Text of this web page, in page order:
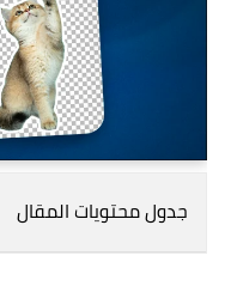
جدول محتويات المقال